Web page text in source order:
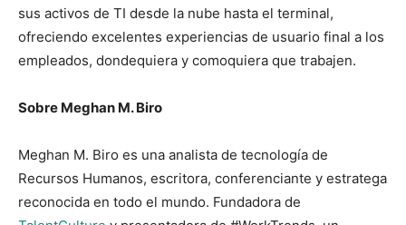
sus activos de TI desde la nube hasta el terminal,
ofreciendo excelentes experiencias de usuario final a los
empleados, dondequiera y comoquiera que trabajen.
Sobre Meghan M. Biro
Meghan M. Biro es una analista de tecnología de
Recursos Humanos, escritora, conferenciante y estratega
reconocida en todo el mundo. Fundadora de